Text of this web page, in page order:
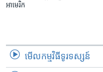
អាមេរិក
មើល​កម្មវិធី​ទូរទស្សន៍